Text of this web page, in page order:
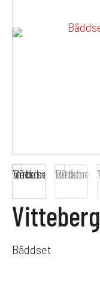
Vitteberg
Bäddset